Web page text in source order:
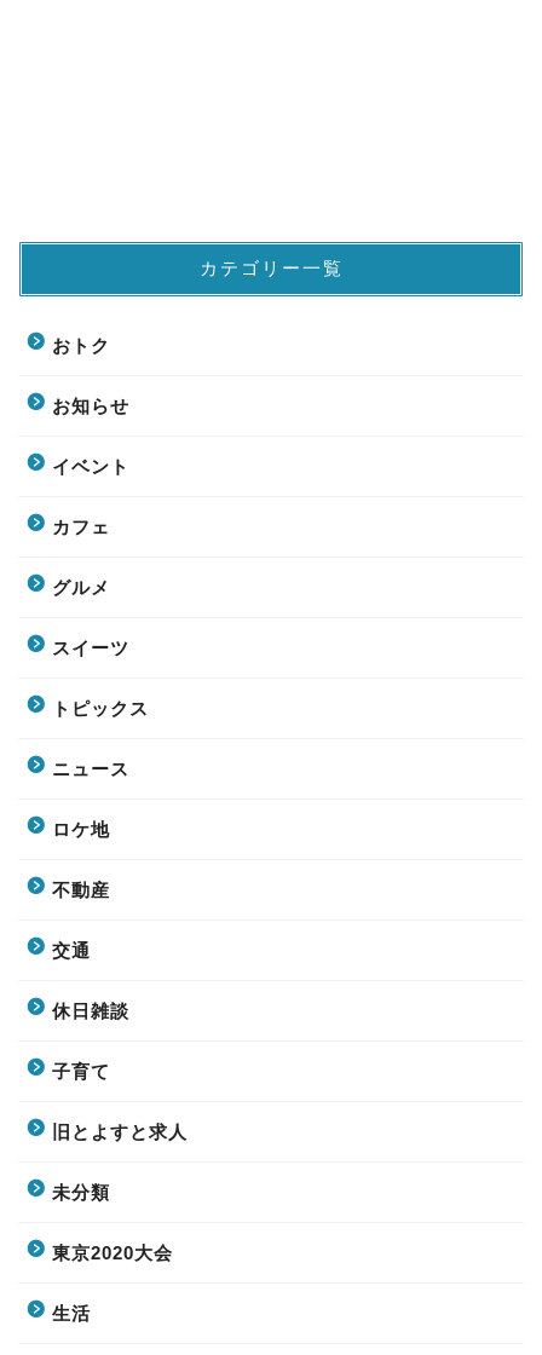
カテゴリー一覧
おトク
お知らせ
イベント
カフェ
グルメ
スイーツ
トピックス
ニュース
ロケ地
不動産
交通
休日雑談
子育て
旧とよすと求人
未分類
東京2020大会
生活